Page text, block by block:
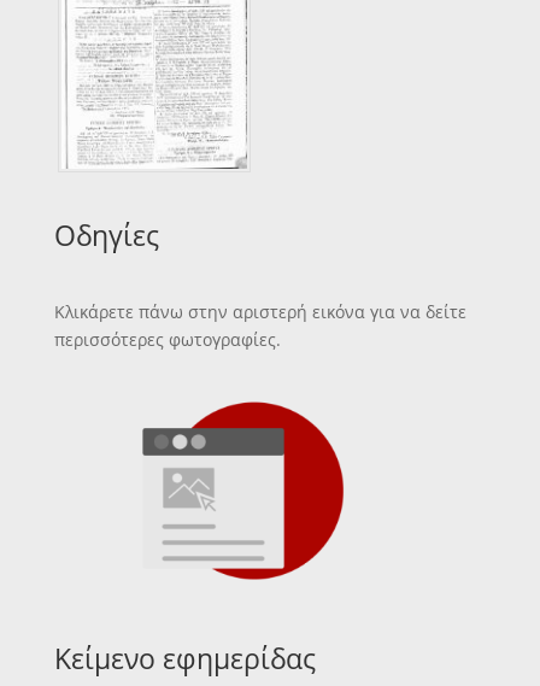
Οδηγίες
Κλικάρετε πάνω στην αριστερή εικόνα για να δείτε
περισσότερες φωτογραφίες.
Κείμενο εφημερίδας